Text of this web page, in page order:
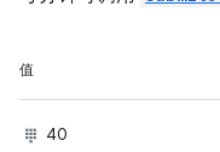
值
40